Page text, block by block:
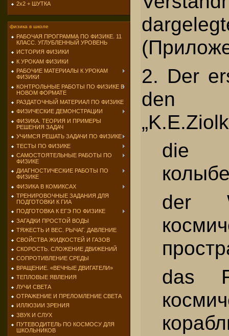
2х2 + ШУТКА
физика в школе
РАБОЧАЯ ПРОГРАММА ПО ФИЗИКЕ. 11
КЛАСС. УГЛУБЛЕННЫЙ УРОВЕНЬ
ИСТОРИЯ ФИЗИКИ
К УРОКАМ ФИЗИКИ
РАБОЧИЕ МАТЕРИАЛЫ К УРОКАМ
ФИЗИКИ
КОНТРОЛЬНЫЕ РАБОТЫ ПО ФИЗИКЕ В
НОВОМ ФОРМАТЕ
РАЗДАТОЧНЫЙ МАТЕРИАЛ ПО ФИЗИКЕ
ФИЗИЧЕСКИЕ ДЕМОНСТРАЦИИ
ФИЗИКА. ТЕОРИЯ И ПРИМЕРЫ
РЕШЕНИЯ ЗАДАЧ
УЧИМСЯ РЕШАТЬ ЗАДАЧИ ПО ФИЗИКЕ
ТЕСТЫ ПО ФИЗИКЕ
САМОСТОЯТЕЛЬНЫЕ РАБОТЫ ПО
ФИЗИКЕ
ДИАГНОСТИЧЕСКИЕ РАБОТЫ ПО
ФИЗИКЕ
ФИЗИКА В КОМИКСАХ
ТРЕНИРОВОЧНЫЕ ЗАДАНИЯ ДЛЯ
ПОДГОТОВКИ К ГИА
ПОДГОТОВКА К ЕГЭ ПО ФИЗИКЕ
ЗАГАДКИ ПРОСТОЙ ВОДЫ
ТЯЖЕСТЬ И ВЕС. РЫЧАГ. ДАВЛЕНИЕ
СВОЙСТВА ЖИДКОСТЕЙ И ГАЗОВ
СКОРОСТЬ. СЛОЖЕНИЕ ДВИЖЕНИЙ
СОПРОТИВЛЕНИЕ СРЕДЫ
ВРАЩЕНИЕ. «ВЕЧНЫЕ ДВИГАТЕЛИ»
ТЕПЛОВЫЕ ЯВЛЕНИЯ
ЛУЧИ СВЕТА
ОТРАЖЕНИЕ И ПРЕЛОМЛЕНИЕ СВЕТА
ИЛЛЮЗИИ ЗРЕНИЯ
ЗВУК И СЛУХ
ПУТЕВОДИТЕЛЬ ПО КОСМОСУ ДЛЯ
ШКОЛЬНИКОВ
2. Der
den
die
der
das